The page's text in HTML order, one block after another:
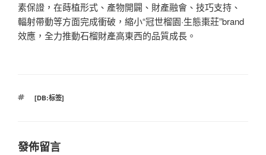
素保證，在蒔植形式、產物開闢、財產融會、技巧支持、
輻射帶動等方面完成衝破，縮小“冠世榴園·生態棗莊”brand
效應，全力推動石榴財產高東西的品質成長。
標
[DB:标签]
發佈留言